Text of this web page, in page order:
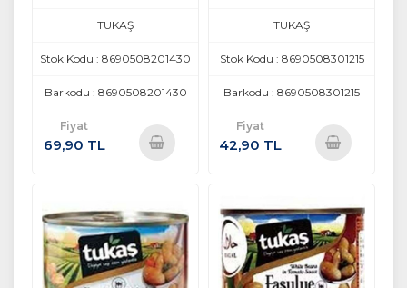
TUKAŞ
Stok Kodu : 8690508201430
Barkodu : 8690508201430
Fiyat
69,90 TL
TUKAŞ
Stok Kodu : 8690508301215
Barkodu : 8690508301215
Fiyat
42,90 TL